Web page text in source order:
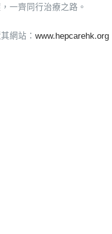
一齊同行治療之路。
網站： www.hepcarehk.org